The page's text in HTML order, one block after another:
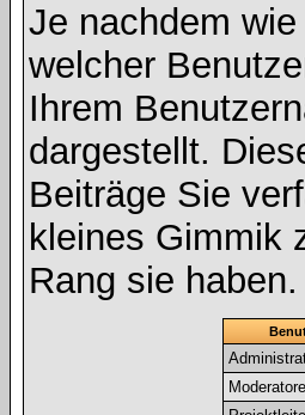
Je nachdem
welcher
Ihrem
dargestellt.
Beiträge Sie
kleines Gimmik
Rang sie